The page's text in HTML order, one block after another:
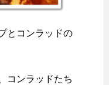
とコンラッドの
コンラッドたち